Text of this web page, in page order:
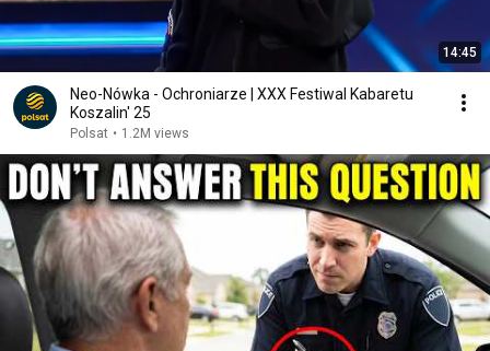
14:45
Neo-Nówka - Ochroniarze | XXX Festiwal Kabaretu
Koszalin' 25
Polsat • 1.2M views